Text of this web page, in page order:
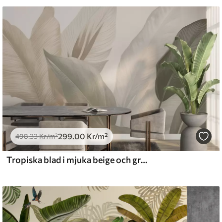
.67379.00Kr/m²
and Stick
.00540.00Kr/m²
498.33Kr/m²299 .00 Kr/m²
Tropiska blad i mjuka beige och gröna toner, med en akvarelleffekt och mjuka färgövergångar